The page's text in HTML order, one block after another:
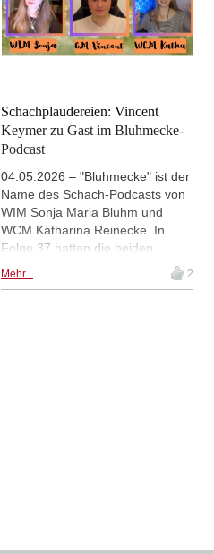
Schachplaudereien: Vincent
Keymer zu Gast im Bluhmecke-
Podcast
04.05.2026 – "Bluhmecke" ist der
Name des Schach-Podcasts von
WIM Sonja Maria Bluhm und
WCM Katharina Reinecke. In
Folge 37 hatten die beiden
entspannt und gut gelaunt über
Mehr... 2